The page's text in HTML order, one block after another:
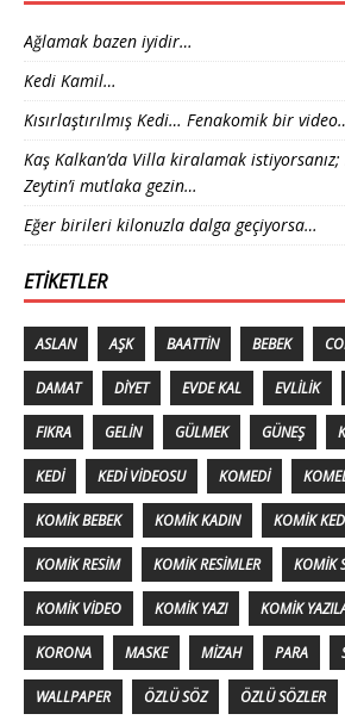
Ağlamak bazen iyidir…
Kedi Kamil…
Kısırlaştırılmış Kedi… Fenakomik bir
Kaş Kalkan’da Villa kiralamak
Zeytin’i mutlaka gezin…
Eğer birileri kilonuzla dalga geçiyorsa…
ETIKETLER
ASLAN AŞK BAATTIN BEBEK
DAMAT DIYET EVDE KAL EVLILIK
FIKRA GELIN GÜLMEK GÜNEŞ
KEDI KEDI VIDEOSU KOMEDI
KOMIK BEBEK KOMIK KADIN KOMIK
KOMIK RESIM KOMIK RESIMLER KOMIK
KOMIK VIDEO KOMIK YAZI KOMIK
KORONA MASKE MIZAH PARA
WALLPAPER ÖZLÜ SÖZ ÖZLÜ SÖZLER